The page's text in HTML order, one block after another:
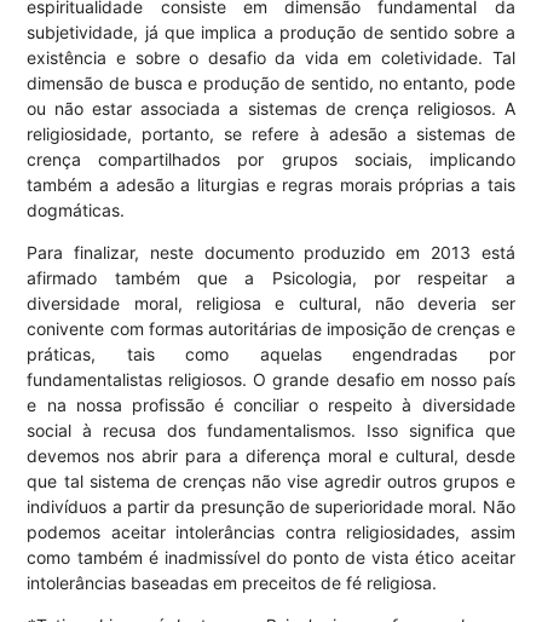
espiritualidade consiste em dimensão fundamental da
subjetividade, já que implica a produção de sentido sobre a
existência e sobre o desafio da vida em coletividade. Tal
dimensão de busca e produção de sentido, no entanto, pode
ou não estar associada a sistemas de crença religiosos. A
religiosidade, portanto, se refere à adesão a sistemas de
crença compartilhados por grupos sociais, implicando
também a adesão a liturgias e regras morais próprias a tais
dogmáticas.
Para finalizar, neste documento produzido em 2013 está
afirmado também que a Psicologia, por respeitar a
diversidade moral, religiosa e cultural, não deveria ser
conivente com formas autoritárias de imposição de crenças e
práticas, tais como aquelas engendradas por
fundamentalistas religiosos. O grande desafio em nosso país
e na nossa profissão é conciliar o respeito à diversidade
social à recusa dos fundamentalismos. Isso significa que
devemos nos abrir para a diferença moral e cultural, desde
que tal sistema de crenças não vise agredir outros grupos e
indivíduos a partir da presunção de superioridade moral. Não
podemos aceitar intolerâncias contra religiosidades, assim
como também é inadmissível do ponto de vista ético aceitar
intolerâncias baseadas em preceitos de fé religiosa.